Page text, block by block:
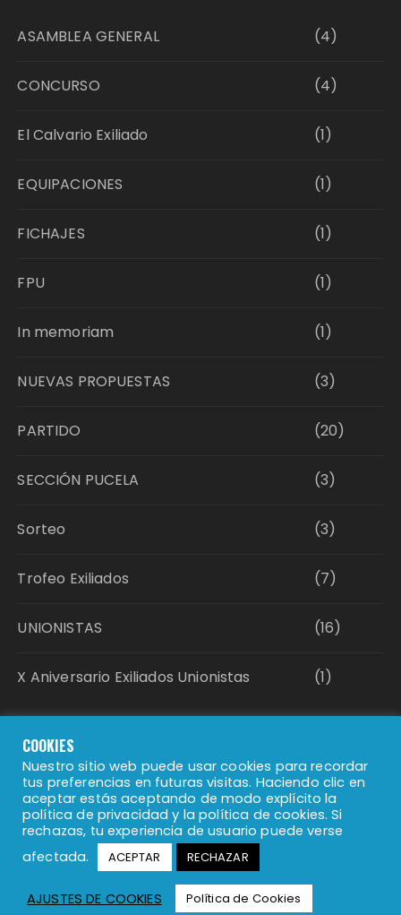
ASAMBLEA GENERAL (4)
CONCURSO (4)
El Calvario Exiliado (1)
EQUIPACIONES (1)
FICHAJES (1)
FPU (1)
In memoriam (1)
NUEVAS PROPUESTAS (3)
PARTIDO (20)
SECCIÓN PUCELA (3)
Sorteo (3)
Trofeo Exiliados (7)
UNIONISTAS (16)
X Aniversario Exiliados Unionistas (1)
Política de Privacidad
Política de Cookies
Aviso Legal
COOKIES
Nuestro sitio web puede usar cookies para recordar
tus preferencias en futuras visitas. Haciendo clic en
aceptar estás aceptando de modo explícito la
política de privacidad y la política de cookies. Si
rechazas, tu experiencia de usuario puede verse
afectada.
ACEPTAR RECHAZAR
AJUSTES DE COOKIES Política de Cookies